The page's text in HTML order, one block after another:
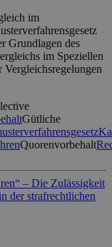
im
Grundlagen des
im Speziellen
Vergleichsregelungen
Gütliche
Quorenvorbehalt